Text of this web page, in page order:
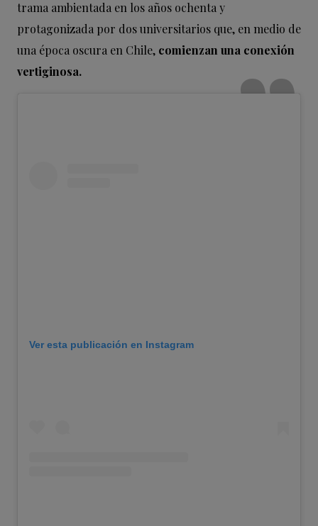
trama ambientada en los años ochenta y
protagonizada por dos universitarios que, en medio de
una época oscura en Chile, comienzan una conexión
vertiginosa.
Ver esta publicación en Instagram